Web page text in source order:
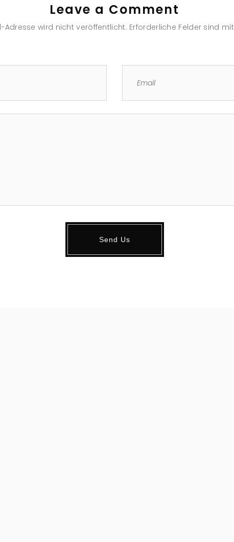
Leave a Comment
Adresse wird nicht veröffentlicht. Erforderliche Felder sind mit